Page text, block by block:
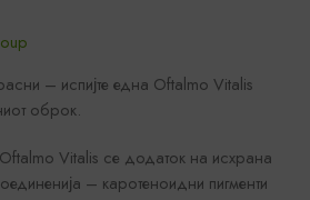
– испијте една Oftalmo Vitalis
оброк.
Vitalis се додаток на исхрана
– каротеноидни пигменти